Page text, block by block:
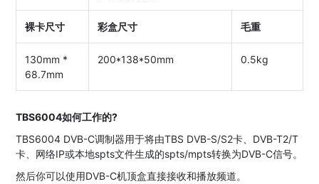
裸卡尺寸 彩盒尺寸 毛重
130mm *
68.7mm
200*138*50mm 0.5kg
TBS6004如何工作的?
TBS6004 DVB-C调制器用于将由TBS DVB-S/S2卡、DVB-T2/T
卡、网络IP或本地spts文件生成的spts/mpts转换为DVB-C信号。
然后你可以使用DVB-C机顶盒直接接收和播放频道。